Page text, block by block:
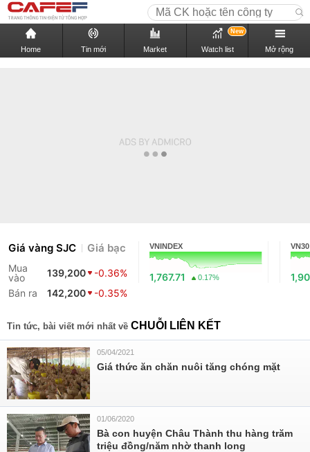
Home Tin mới Market Watch list
New
Mở rộng
Giá vàng SJC Giá bạc
Mua
vào
139,200
-0.36%
Bán ra
142,200 -0.35%
VNINDEX
1,767.71 0.17%
VN30
Tin tức, bài viết mới nhất về CHUỖI LIÊN KẾT
05/04/2021
Giá thức ăn chăn nuôi tăng chóng mặt
01/06/2020
Bà con huyện Châu Thành thu hàng trăm
triệu đồng/năm nhờ thanh long